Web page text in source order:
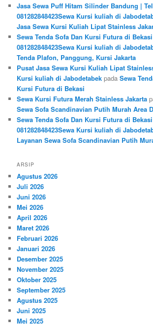
Jasa Sewa Puff Hitam Silinder Bandung |
081282848423Sewa Kursi kuliah di
Jasa Sewa Kursi Kuliah Lipat Stainless
Sewa Tenda Sofa Dan Kursi Futura di
081282848423Sewa Kursi kuliah di
Tenda Plafon, Panggung, Kursi Jakarta
Pusat Jasa Sewa Kursi Kuliah Lipat
Kursi kuliah di Jabodetabek padaSewa
Kursi Futura di Bekasi
Sewa Kursi Futura Merah Stainless Jakarta
Sewa Sofa Scandinavian Putih Murah Area
Sewa Tenda Sofa Dan Kursi Futura di
081282848423Sewa Kursi kuliah di
Layanan Sewa Sofa Scandinavian Putih
ARSIP
Agustus 2026
Juli 2026
Juni 2026
Mei 2026
April 2026
Maret 2026
Februari 2026
Januari 2026
Desember 2025
November 2025
Oktober 2025
September 2025
Agustus 2025
Juni 2025
Mei 2025